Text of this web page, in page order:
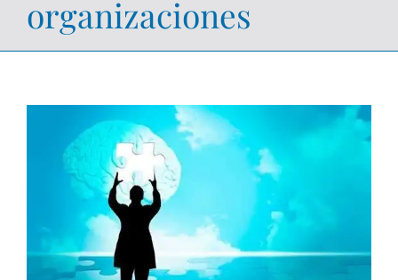
organizaciones
Larger
Image